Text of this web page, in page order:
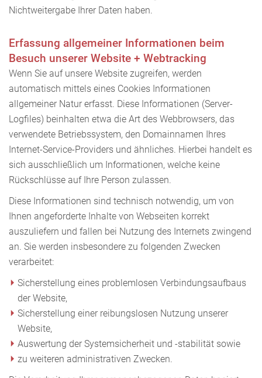
Nichtweitergabe Ihrer Daten haben.
Erfassung allgemeiner Informationen beim
Besuch unserer Website + Webtracking
Wenn Sie auf unsere Website zugreifen, werden
automatisch mittels eines Cookies Informationen
allgemeiner Natur erfasst. Diese Informationen (Server-
Logfiles) beinhalten etwa die Art des Webbrowsers, das
verwendete Betriebssystem, den Domainnamen Ihres
Internet-Service-Providers und ähnliches. Hierbei handelt es
sich ausschließlich um Informationen, welche keine
Rückschlüsse auf Ihre Person zulassen.
Diese Informationen sind technisch notwendig, um von
Ihnen angeforderte Inhalte von Webseiten korrekt
auszuliefern und fallen bei Nutzung des Internets zwingend
an. Sie werden insbesondere zu folgenden Zwecken
verarbeitet:
Sicherstellung eines problemlosen Verbindungsaufbaus
der Website,
Sicherstellung einer reibungslosen Nutzung unserer
Website,
Auswertung der Systemsicherheit und -stabilität sowie
zu weiteren administrativen Zwecken.